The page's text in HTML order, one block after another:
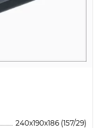
240x190x186 (157/29)